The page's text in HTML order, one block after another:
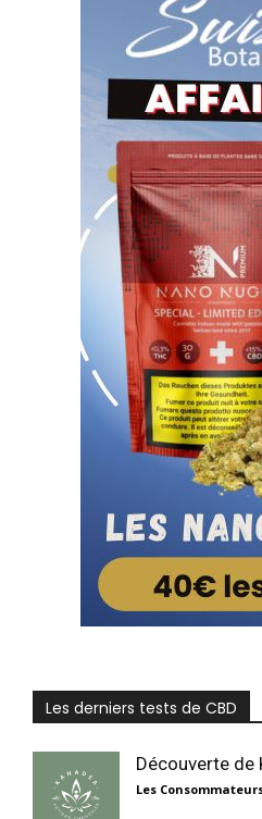
Les derniers tests de CBD
Découverte de
Les